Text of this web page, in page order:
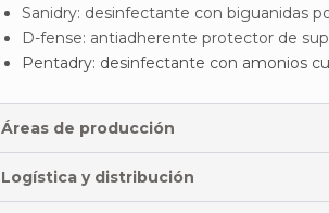
Sanidry: desinfectante con biguanidas
D-fense: antiadherente protector de
Pentadry: desinfectante con amonios
Áreas de producción
Logística y distribución